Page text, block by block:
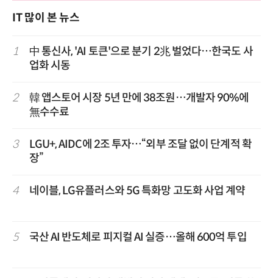
IT 많이 본 뉴스
1
中 통신사, 'AI 토큰'으로 분기 2兆 벌었다…한국도 사
업화 시동
2
韓 앱스토어 시장 5년 만에 38조원…개발자 90%에
無수수료
3
LGU+, AIDC에 2조 투자…“외부 조달 없이 단계적 확
장”
4 네이블, LG유플러스와 5G 특화망 고도화 사업 계약
5 국산 AI 반도체로 피지컬 AI 실증…올해 600억 투입